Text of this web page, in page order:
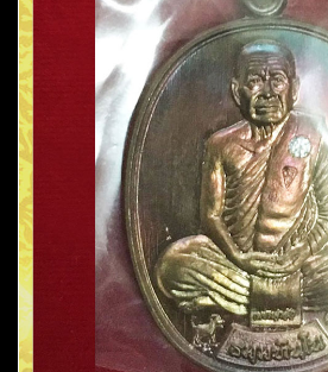
ชร
ล่ำ
ซำ
กรรมการ
ชุด
ของ
ขวัญ
เนื้อ
นวะ
หมายเลข
396
ปี2558
กฐิน7รอบ84ปี